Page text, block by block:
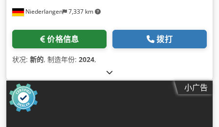
Niederlangen 7,337 km
价格信息 拨打
状况: 新的, 制造年份: 2024,
小广告